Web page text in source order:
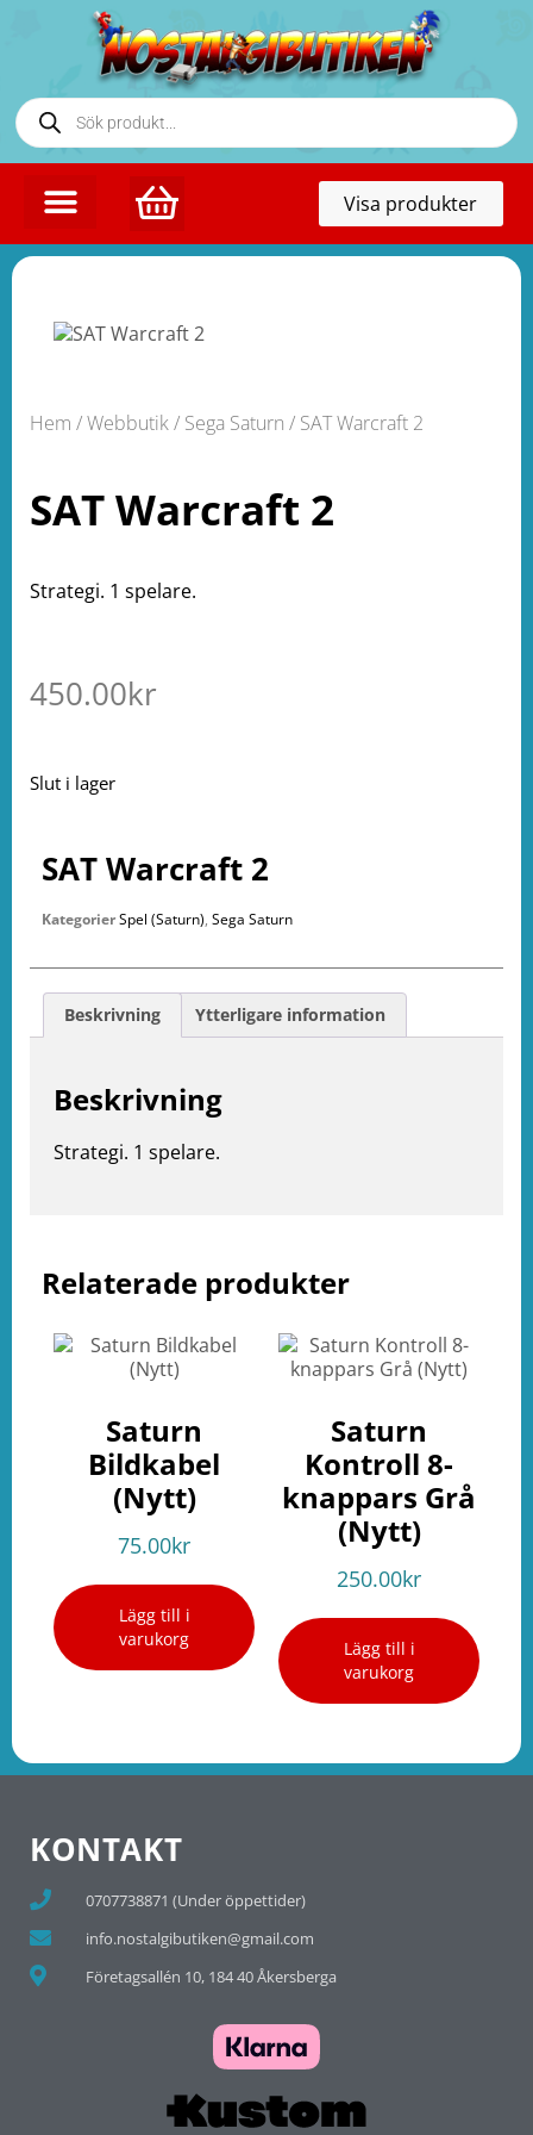
Visa produkter
Hem /Webbutik/ Sega Saturn / SAT Warcraft 2
SAT Warcraft 2
Strategi. 1 spelare.
450.00kr
Slut i lager
Relaterade produkter
Saturn
Bildkabel
(Nytt)
75.00kr
Lägg till i
varukorg
Saturn
Kontroll 8-
knappars Grå
(Nytt)
250.00kr
Lägg till i
varukorg
SAT Warcraft 2
KategorierSpel (Saturn), Sega Saturn
Beskrivning Ytterligare information
Beskrivning
Strategi. 1 spelare.
KONTAKT
0707738871 (Under öppettider)
info.nostalgibutiken@gmail.com
Företagsallén 10, 184 40 Åkersberga